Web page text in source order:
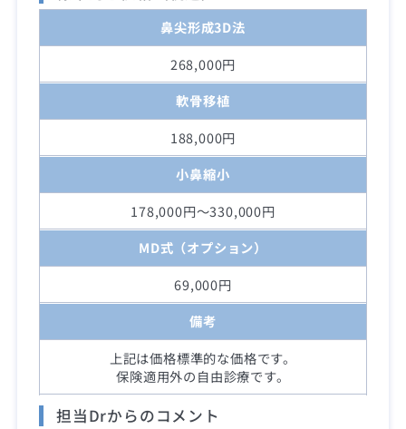
鼻尖形成3D法
268,000円
軟骨移植
188,000円
小鼻縮小
178,000円～330,000円
MD式（オプション）
69,000円
備考
上記は価格標準的な価格です。
保険適用外の自由診療です。
担当Drからのコメント